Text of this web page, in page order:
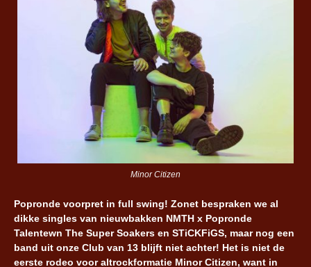
Minor Citizen
Popronde voorpret in full swing! Zonet bespraken we al
dikke singles van nieuwbakken NMTH x Popronde
Talentewn The Super Soakers en STiCKFiGS, maar nog een
band uit onze Club van 13 blijft niet achter! Het is niet de
eerste rodeo voor altrockformatie Minor Citizen, want in